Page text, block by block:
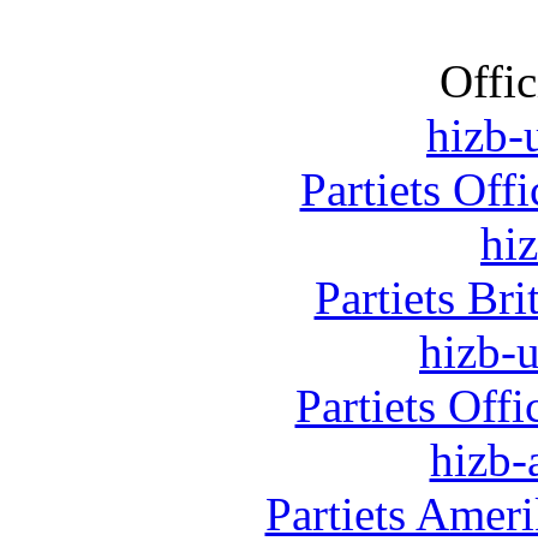
hizb-
Partiets
Partiets
hizb-
Partiets
hizb-
Partiets